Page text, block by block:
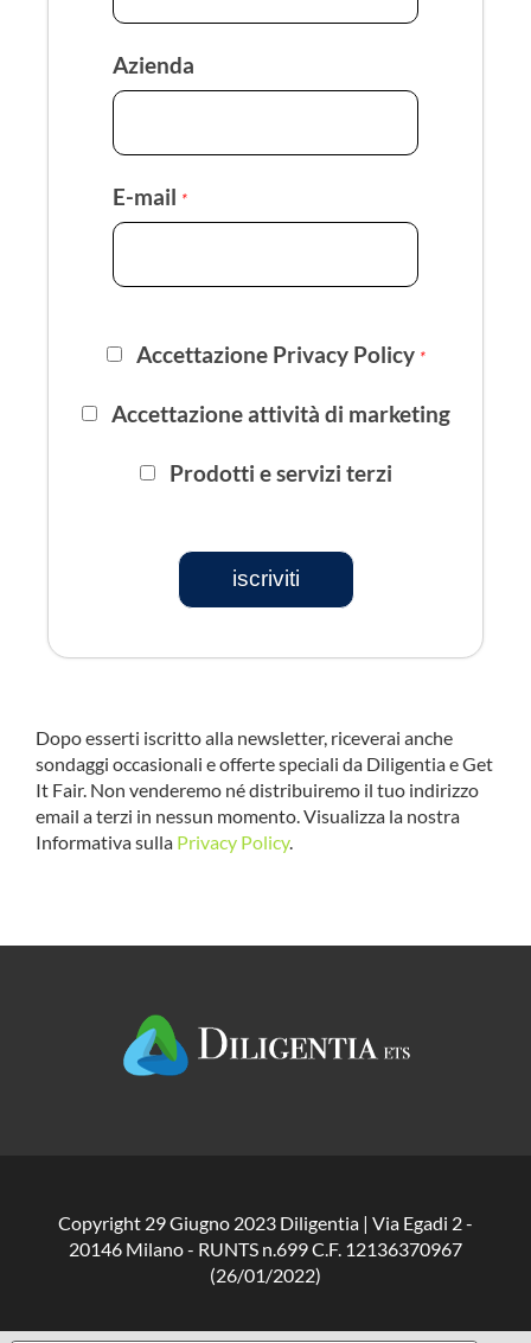
Azienda
E-mail *
Accettazione Privacy Policy *
Accettazione attività di marketing
Prodotti e servizi terzi
iscriviti
Dopo esserti iscritto alla newsletter, riceverai anche
sondaggi occasionali e offerte speciali da Diligentia e Get
It Fair. Non venderemo né distribuiremo il tuo indirizzo
email a terzi in nessun momento. Visualizza la nostra
Informativa sulla Privacy Policy.
Copyright 29 Giugno 2023 Diligentia | Via Egadi 2 -
20146 Milano - RUNTS n.699 C.F. 12136370967
(26/01/2022)